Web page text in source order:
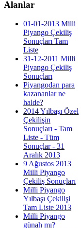
Alanlar
01-01-2013 Milli
Piyango Çekiliş
Sonuçları Tam
Liste
31-12-2011 Milli
Piyango Çekiliş
Sonuçları
Piyangodan para
kazananlar ne
halde?
2014 Yılbaşı Özel
Çekilişin
Sonuçları - Tam
Liste - Tüm
Sonuçlar - 31
Aralık 2013
9 Ağustos 2013
Milli Piyango
Çekiliş Sonuçları
Milli Piyango
Yılbaşı Çekilişi
Tam Liste 2013
Milli Piyango
günah mı?